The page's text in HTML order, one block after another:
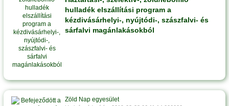
hulladék elszállítási program a
kézdivásárhelyi-, nyújtódi-, szászfalvi- és
sárfalvi magánlakásokból
Zöld Nap egyesület